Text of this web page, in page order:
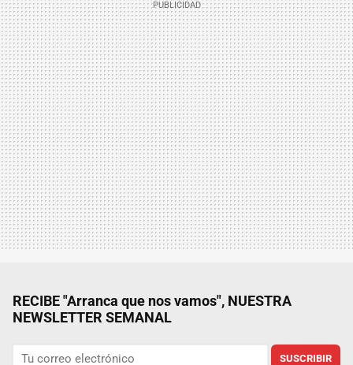
RECIBE "Arranca que nos vamos", NUESTRA
NEWSLETTER SEMANAL
SUSCRIBIR